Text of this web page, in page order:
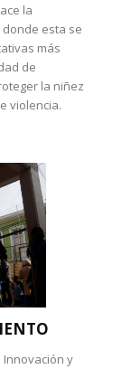
la
esta se
más
de
la niñez
violencia.
Innovación y